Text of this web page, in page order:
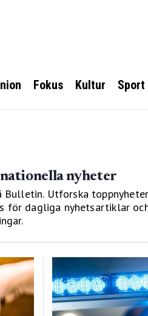
Fokus Kultur Sport
nyheter
Bulletin. Utforska
för dagliga nyhetsartiklar